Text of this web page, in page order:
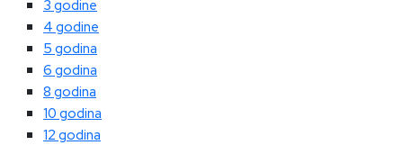
3 godine
4 godine
5 godina
6 godina
8 godina
10 godina
12 godina